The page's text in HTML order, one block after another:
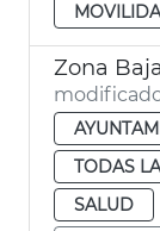
Zona
TODAS
SALUD